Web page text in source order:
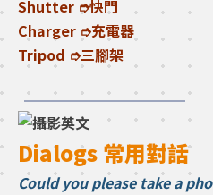
Shutter ➮快門
Charger ➮充電器
Tripod ➮三腳架
Dialogs 常用對話
Could you please take a